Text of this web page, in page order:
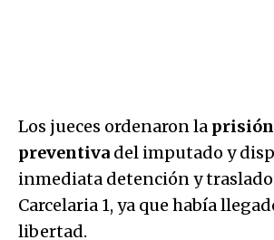
Los jueces ordenaron la prisión
preventiva del imputado y
inmediata detención y
Carcelaria 1, ya que había
libertad.